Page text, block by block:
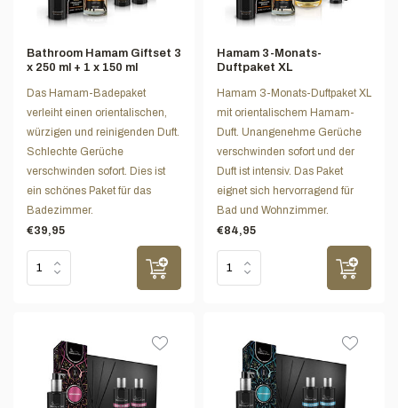
Bathroom Hamam Giftset 3
x 250 ml + 1 x 150 ml
Das Hamam-Badepaket
verleiht einen orientalischen,
würzigen und reinigenden Duft.
Schlechte Gerüche
verschwinden sofort. Dies ist
ein schönes Paket für das
Badezimmer.
€39,95
Hamam 3-Monats-
Duftpaket XL
Hamam 3-Monats-Duftpaket XL
mit orientalischem Hamam-
Duft. Unangenehme Gerüche
verschwinden sofort und der
Duft ist intensiv. Das Paket
eignet sich hervorragend für
Bad und Wohnzimmer.
€84,95